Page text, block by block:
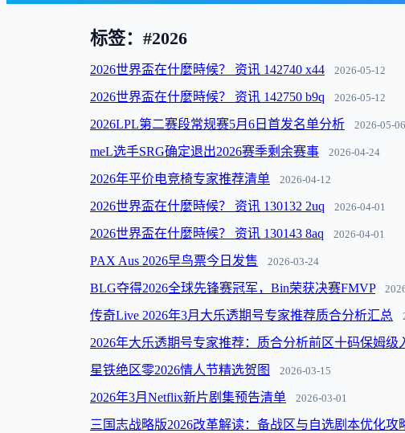
标签：#2026
2026世界盃在什麼時候？ 资讯 142740 x44 2026-05-12
2026世界盃在什麼時候？ 资讯 142750 b9q 2026-05-12
2026LPL第二赛段常规赛5月6日首发名单分析 2026-05-06
meL选手SRG确定退出2026赛季剩余赛事 2026-04-24
2026年平价电竞椅专家推荐清单 2026-04-12
2026世界盃在什麼時候？ 资讯 130132 2uq 2026-04-01
2026世界盃在什麼時候？ 资讯 130143 8aq 2026-04-01
PAX Aus 2026早鸟票今日发售 2026-03-24
BLG夺得2026全球先锋赛冠军，Bin荣获决赛FMVP
传奇Live 2026年3月大乐透期号专家推荐质合分析汇总
2026年大乐透期号专家推荐：质合分析前区十码保姆级
星铁绝区零2026情人节精选贺图 2026-03-15
2026年3月Netflix新片剧集预告清单 2026-03-01
三国志战略版2026改革解读：备战区与自选剧本优化攻